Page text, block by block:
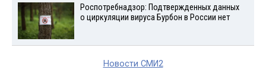
Роспотребнадзор: Подтвержденных данных
о циркуляции вируса Бурбон в России нет
Новости СМИ2